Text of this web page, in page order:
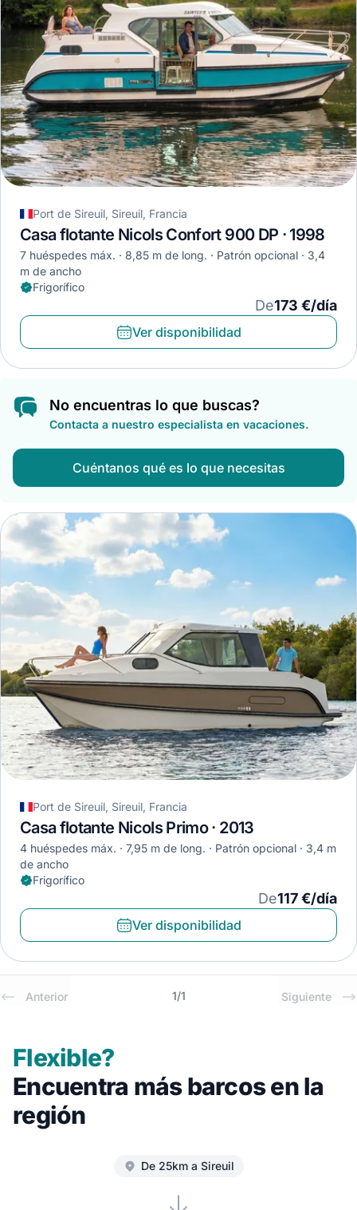
Port de Sireuil, Sireuil, Francia
Casa flotante Nicols Confort 900 DP · 1998
7 huéspedes máx. 8,85 m de long. Patrón opcional
3,4
m de ancho
Frigorífico
De173 €/día
Ver disponibilidad
No encuentras lo que buscas?
Contacta a nuestro especialista en vacaciones.
Cuéntanos qué es lo que necesitas
Port de Sireuil, Sireuil, Francia
Casa flotante Nicols Primo · 2013
4 huéspedes máx. 7,95 m de long. Patrón opcional
3,4 m
de ancho
Frigorífico
De117 €/día
Ver disponibilidad
Anterior 1/1 Siguiente
Flexible?
Encuentra más barcos en la
región
De 25km a Sireuil